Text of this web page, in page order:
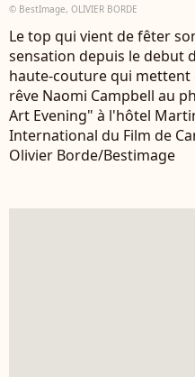
© BestImage, OLIVIER BORDE
Le top qui vient de fêter
sensation depuis le debut
haute-couture qui mettent
rêve Naomi Campbell au
Art Evening" à l'hôtel
International du Film de
Olivier Borde/Bestimage